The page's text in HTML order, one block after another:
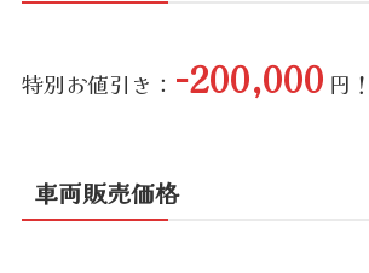
特別お値引き： -200,000 円！
車両販売価格